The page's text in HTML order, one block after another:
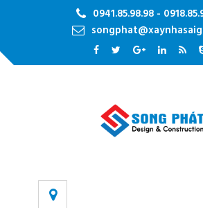
0941.85.98.98 -